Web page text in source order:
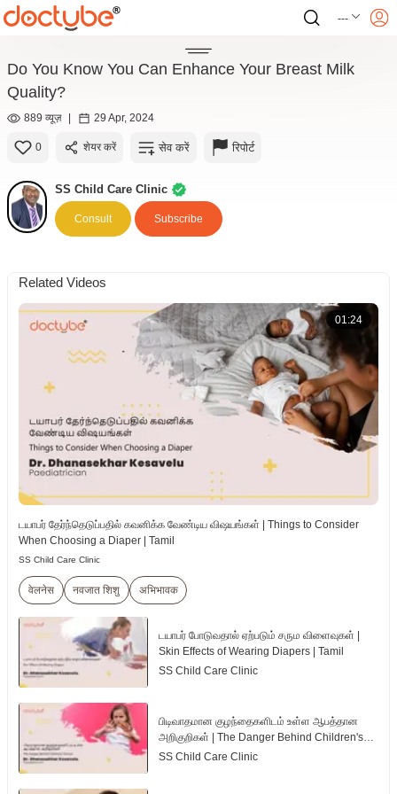
---
Do You Know You Can Enhance Your Breast Milk
Quality?
889 व्यूज़ | 29 Apr, 2024
0 शेयर करें सेव करें रिपोर्ट
SS Child Care Clinic
Consult Subscribe
Related Videos
01:24
டயாபர் தேர்ந்தெடுப்பதில் கவனிக்க வேண்டிய விஷயங்கள் | Things to Consider
When Choosing a Diaper | Tamil
SS Child Care Clinic
वेलनेस नवजात शिशु अभिभावक
டயாபர் போடுவதால் ஏற்படும் சரும விளைவுகள் |
Skin Effects of Wearing Diapers | Tamil
SS Child Care Clinic
பிடிவாதமான குழந்தைகளிடம் உள்ள ஆபத்தான
அறிகுறிகள் | The Danger Behind Children's
Tantrum | Tamil
SS Child Care Clinic